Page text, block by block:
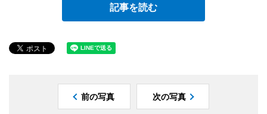
記事を読む
前の写真 次の写真